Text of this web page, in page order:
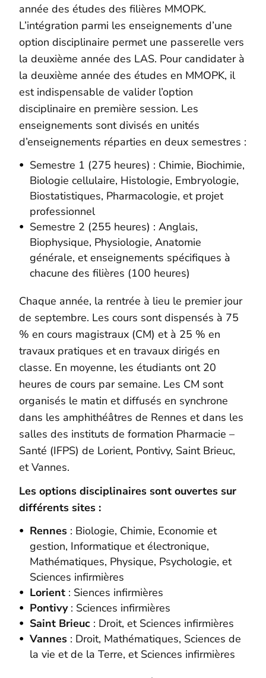
année des études des filières MMOPK.
L’intégration parmi les enseignements d’une
option disciplinaire permet une passerelle vers
la deuxième année des LAS. Pour candidater à
la deuxième année des études en MMOPK, il
est indispensable de valider l’option
disciplinaire en première session. Les
enseignements sont divisés en unités
d’enseignements réparties en deux semestres :
Semestre 1 (275 heures) : Chimie, Biochimie,
Biologie cellulaire, Histologie, Embryologie,
Biostatistiques, Pharmacologie, et projet
professionnel
Semestre 2 (255 heures) : Anglais,
Biophysique, Physiologie, Anatomie
générale, et enseignements spécifiques à
chacune des filières (100 heures)
Chaque année, la rentrée à lieu le premier jour
de septembre. Les cours sont dispensés à 75
% en cours magistraux (CM) et à 25 % en
travaux pratiques et en travaux dirigés en
classe. En moyenne, les étudiants ont 20
heures de cours par semaine. Les CM sont
organisés le matin et diffusés en synchrone
dans les amphithéâtres de Rennes et dans les
salles des instituts de formation Pharmacie –
Santé (IFPS) de Lorient, Pontivy, Saint Brieuc,
et Vannes.
Les options disciplinaires sont ouvertes sur
différents sites :
Rennes : Biologie, Chimie, Economie et
gestion, Informatique et électronique,
Mathématiques, Physique, Psychologie, et
Sciences infirmières
Lorient : Siences infirmières
Pontivy: Sciences infirmières
Saint Brieuc : Droit, et Sciences infirmières
Vannes : Droit, Mathématiques, Sciences de
la vie et de la Terre, et Sciences infirmières